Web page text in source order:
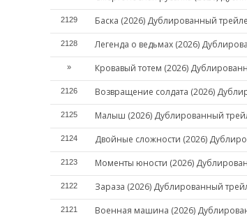
2129 Баска (2026) Дублированный
2128 Легенда о ведьмах (2026)
» Кровавый тотем (2026)
2126 Возвращение солдата (2026)
2125 Малыш (2026) Дублированный
2124 Двойные сложности (2026)
2123 Моменты юности (2026)
2122 Зараза (2026) Дублированный
2121 Военная машина (2026)